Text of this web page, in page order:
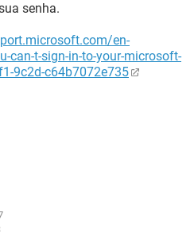
senha.
en-
can-t-sign-in-to-your-microsoft-
9c2d-c64b7072e735